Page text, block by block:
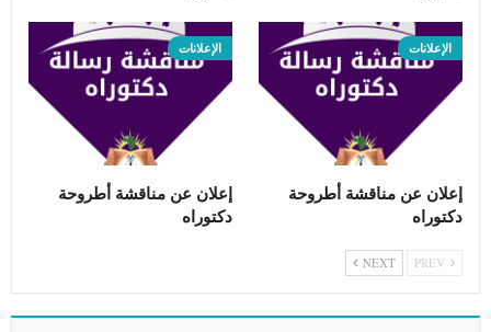
الإعلانات
إعلان عن مناقشة أطروحة
دكتوراه
الإعلانات
إعلان عن مناقشة أطروحة
دكتوراه
NEXT